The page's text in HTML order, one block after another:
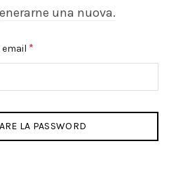
una nuova.
*
LA PASSWORD